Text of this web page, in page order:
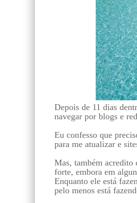
Depois de 11 dias
navegar por blogs e
Eu confesso que
para me atualizar e
Mas, também acredito
forte, embora em
Enquanto ele está
pelo menos está